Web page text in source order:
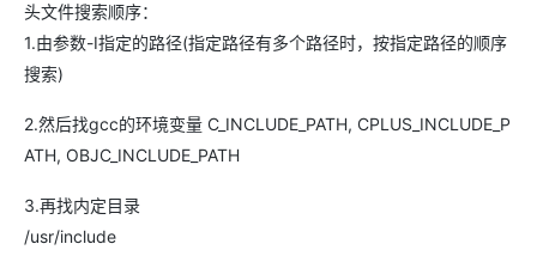
头文件搜索顺序：
1.由参数-I指定的路径(指定路径有多个路径时，按指定路径的顺序
搜索)
2.然后找gcc的环境变量 C_INCLUDE_PATH, CPLUS_INCLUDE_P
ATH, OBJC_INCLUDE_PATH
3.再找内定目录
/usr/include